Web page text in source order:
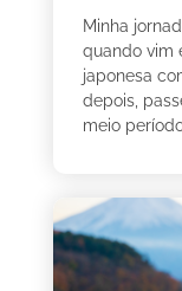
Minha
quando vim
japonesa
depois,
meio